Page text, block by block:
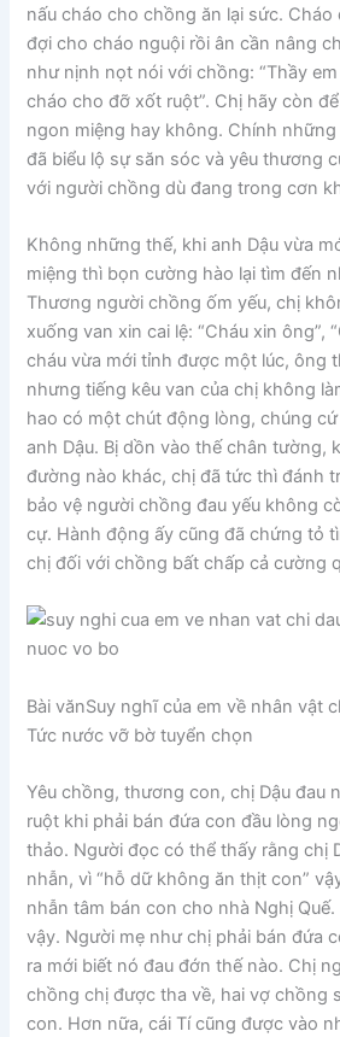
nấu cháo cho chồng ăn lại sức.
đợi cho cháo nguội rồi ân cần nâng
như nịnh nọt nói với chồng: “Thầy
cháo cho đỡ xốt ruột”. Chị hãy còn
ngon miệng hay không. Chính
đã biểu lộ sự săn sóc và yêu thương
với người chồng dù đang trong cơn
Không những thế, khi anh Dậu vừa
miệng thì bọn cường hào lại tìm đến
Thương người chồng ốm yếu, chị
xuống van xin cai lệ: “Cháu xin ông”,
cháu vừa mới tỉnh được một lúc, ông
nhưng tiếng kêu van của chị không
hao có một chút động lòng, chúng
anh Dậu. Bị dồn vào thế chân tường,
đường nào khác, chị đã tức thì đánh
bảo vệ người chồng đau yếu không
cự. Hành động ấy cũng đã chứng tỏ
chị đối với chồng bất chấp cả cường
Bài vănSuy nghĩ của em về nhân vật
Tức nước vỡ bờ tuyển chọn
Yêu chồng, thương con, chị Dậu đau
ruột khi phải bán đứa con đầu lòng
thảo. Người đọc có thể thấy rằng chị
nhẫn, vì “hỗ dữ không ăn thịt con”
nhẫn tâm bán con cho nhà Nghị
vậy. Người mẹ như chị phải bán đứa
ra mới biết nó đau đớn thế nào. Chị
chồng chị được tha về, hai vợ chồng
con. Hơn nữa, cái Tí cũng được vào